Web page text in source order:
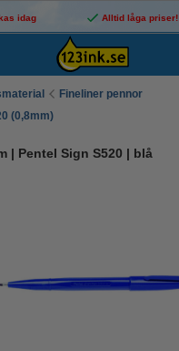
idag Alltid låga priser!
Fineliner pennor
(0,8mm)
| Pentel Sign S520 | blå